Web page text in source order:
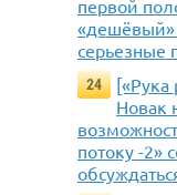
первой
«дешёвый»
серьезные
24
Новак
потоку -2»